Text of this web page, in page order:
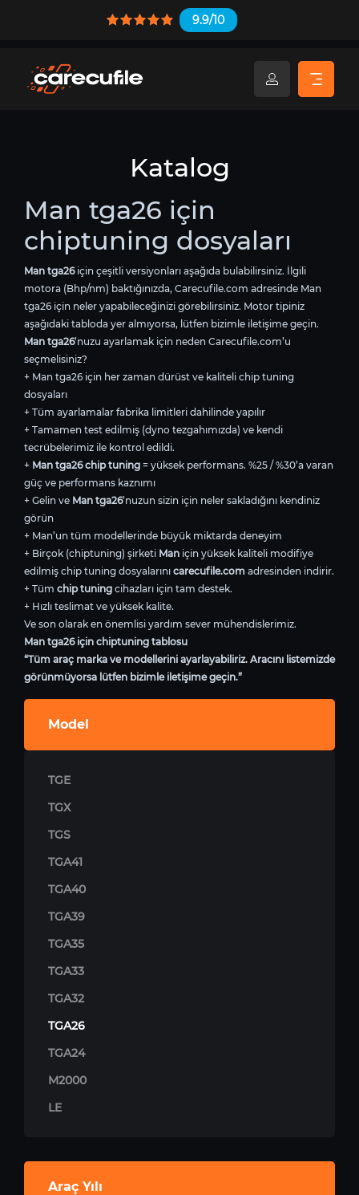
9.9/10
Katalog
Man tga26 için
chiptuning dosyaları
Man tga26için çeşitli versiyonları aşağıda bulabilirsiniz. İlgili
motora (Bhp/nm) baktığınızda, Carecufile.com adresinde Man
tga26 için neler yapabileceğinizi görebilirsiniz. Motor tipiniz
aşağıdaki tabloda yer almıyorsa, lütfen bizimle iletişime geçin.
Man tga26’nuzu ayarlamak için neden Carecufile.com’u
seçmelisiniz?
+ Man tga26 için her zaman dürüst ve kaliteli chip tuning
dosyaları
+ Tüm ayarlamalar fabrika limitleri dahilinde yapılır
+ Tamamen test edilmiş (dyno tezgahımızda) ve kendi
tecrübelerimiz ile kontrol edildi.
+ Man tga26 chip tuning = yüksek performans. %25 / %30’a varan
güç ve performans kaznımı
+ Gelin ve Man tga26’nuzun sizin için neler sakladığını kendiniz
görün
+ Man’un tüm modellerinde büyük miktarda deneyim
+ Birçok (chiptuning) şirketi Man için yüksek kaliteli modifiye
edilmiş chip tuning dosyalarını carecufile.com adresinden indirir.
+ Tüm chip tuning cihazları için tam destek.
+ Hızlı teslimat ve yüksek kalite.
Ve son olarak en önemlisi yardım sever mühendislerimiz.
Man tga26 için chiptuning tablosu
“Tüm araç marka ve modellerini ayarlayabiliriz. Aracını listemizde
görünmüyorsa lütfen bizimle iletişime geçin.”
Model
TGE
TGX
TGS
TGA41
TGA40
TGA39
TGA35
TGA33
TGA32
TGA26
TGA24
M2000
LE
Araç Yılı